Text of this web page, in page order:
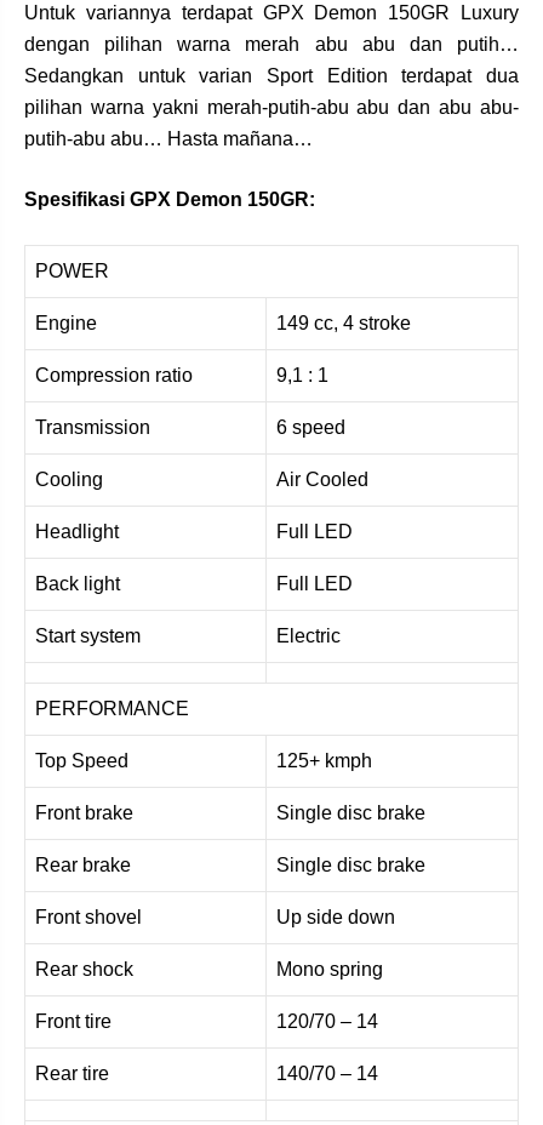
Untuk variannya terdapat GPX Demon 150GR Luxury
dengan pilihan warna merah abu abu dan putih…
Sedangkan untuk varian Sport Edition terdapat dua
pilihan warna yakni merah-putih-abu abu dan abu abu-
putih-abu abu… Hasta mañana…
Spesifikasi GPX Demon 150GR:
POWER
Engine 149 cc, 4 stroke
Compression ratio 9,1 : 1
Transmission 6 speed
Cooling Air Cooled
Headlight Full LED
Back light Full LED
Start system Electric
PERFORMANCE
Top Speed 125+ kmph
Front brake Single disc brake
Rear brake Single disc brake
Front shovel Up side down
Rear shock Mono spring
Front tire 120/70 – 14
Rear tire 140/70 – 14